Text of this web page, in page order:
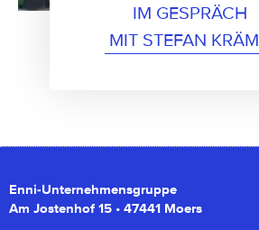
IM GESPRÄCH
MIT STEFAN
Enni-Unternehmensgruppe
Am Jostenhof 15 • 47441 Moers